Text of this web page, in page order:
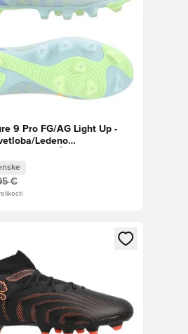
9 Pro FG/AG Light Up -
Ledeno
€
za prijavo ali vpis kot član